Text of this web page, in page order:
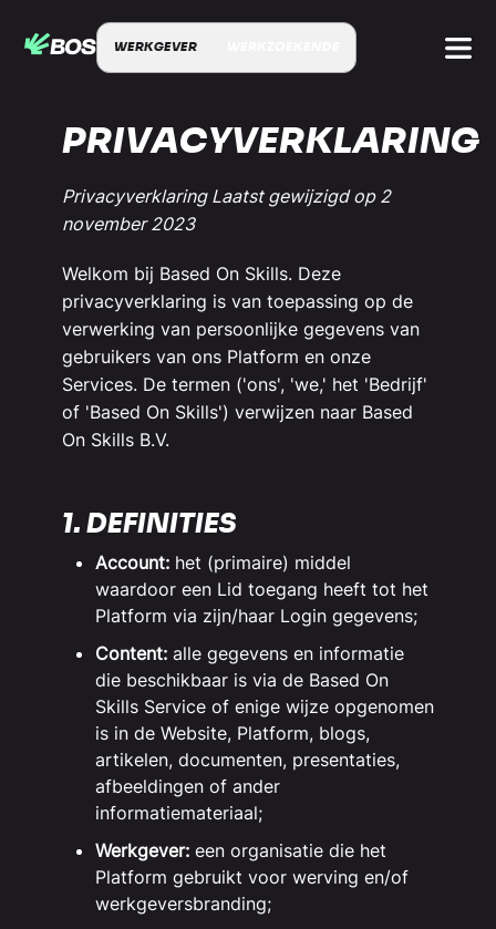
WERKGEVER
PRIVACYVERKLARING
Privacyverklaring Laatst gewijzigd op 2
november 2023
Welkom bij Based On Skills. Deze
privacyverklaring is van toepassing op de
verwerking van persoonlijke gegevens van
gebruikers van ons Platform en onze
Services. De termen ('ons', 'we,' het 'Bedrijf'
of 'Based On Skills') verwijzen naar Based
On Skills B.V.
1. DEFINITIES
Account: het (primaire) middel
waardoor een Lid toegang heeft tot het
Platform via zijn/haar Login gegevens;
Content: alle gegevens en informatie
die beschikbaar is via de Based On
Skills Service of enige wijze opgenomen
is in de Website, Platform, blogs,
artikelen, documenten, presentaties,
afbeeldingen of ander
informatiemateriaal;
Werkgever: een organisatie die het
Platform gebruikt voor werving en/of
werkgeversbranding;